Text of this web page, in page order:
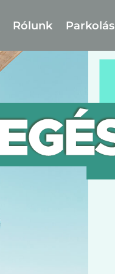
Rólunk Parkolás